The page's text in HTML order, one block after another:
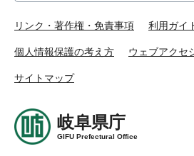
リンク・著作権・免責事項 利用ガイ
個人情報保護の考え方 ウェブアクセ
サイトマップ
岐阜県庁
GIFU Prefectural Office